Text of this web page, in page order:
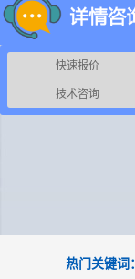
热门关键词：
快速报价
技术咨询